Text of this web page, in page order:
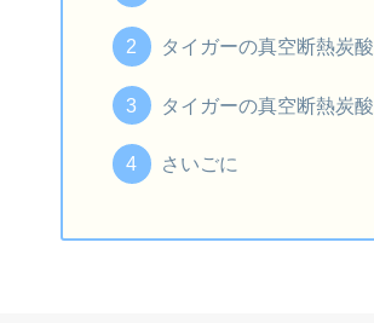
タイガーの真空断熱炭
タイガーの真空断熱炭
さいごに